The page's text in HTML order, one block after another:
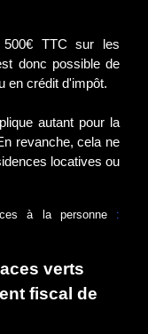
500€ TTC sur les
donc possible de
en crédit d'impôt.
autant pour la
revanche, cela ne
locatives ou
à la personne :
verts
fiscal de